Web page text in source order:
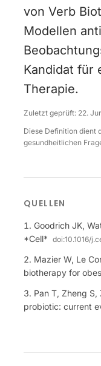
von Verb
Modellen
Kandidat für
Therapie.
Zuletzt geprüft: 22.
Diese Definition dient
gesundheitlichen
QUELLEN
Goodrich JK,
*Cell* doi:10.1016/
Mazier W, Le
biotherapy for
Pan T, Zheng
probiotic: current